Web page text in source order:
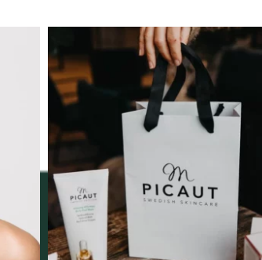
Vellnez – din samlingsplats för
personlig handel i
12 0